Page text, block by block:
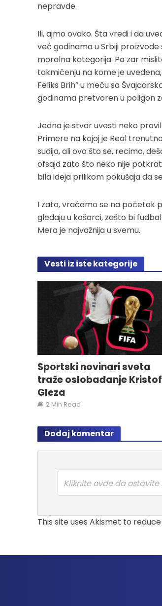
nepravde.
Ili, ajmo ovako. Šta vredi i da
već godinama u Srbiji
moralna kategorija. Pa zar
takmičenju na kome je
Feliks Brih” u meču sa
godinama pretvoren u poligon
Jedna je stvar uvesti neko
Primere na kojoj je Real
sudija, ali ovo što se, recimo,
ofsajd zato što neko nije
bila ideja prilikom pokušaja da
I zato, vraćamo se na početak
gledaju u košarci, zašto bi
Mera je najvažnija u svemu.
Vesti iz iste kategorije
Sportski novinari sveta
traže oslobađanje
Gleza
2 Min Read
Dodaj komentar
Kliknite ovde da
This site uses Akismet to